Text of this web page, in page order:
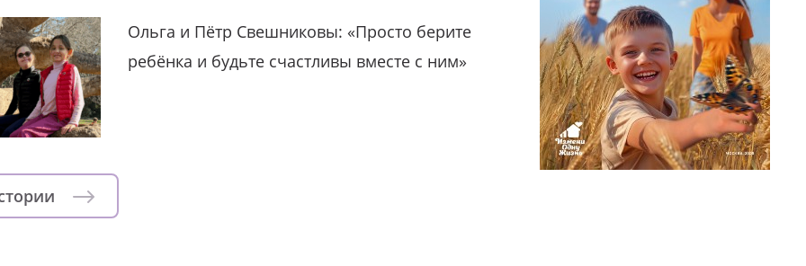
Ольга и Пётр Свешниковы: «Просто берите
ребёнка и будьте счастливы вместе с ним»